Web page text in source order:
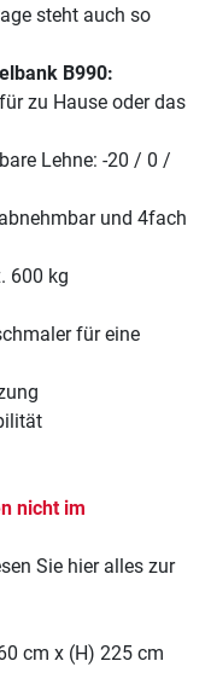
steht auch so
B990:
zu Hause oder das
Lehne: -20 / 0 /
und 4fach
600 kg
für eine
nicht im
Sie hier alles zur
cm x (H) 225 cm